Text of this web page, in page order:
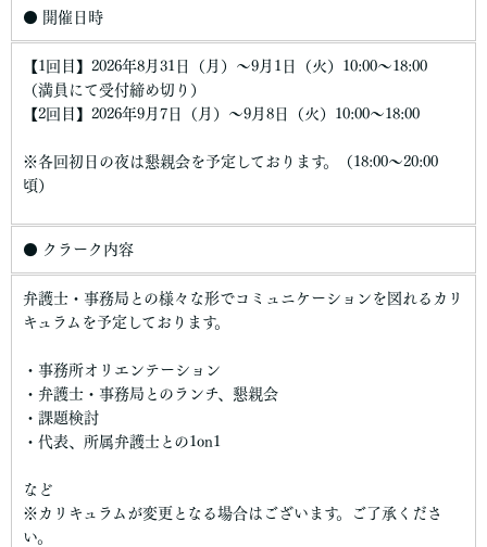
● 開催日時
【1回目】2026年8月31日（月）～9月1日（火）10:00～18:00
（満員にて受付締め切り）
【2回目】2026年9月7日（月）～9月8日（火）10:00～18:00
※各回初日の夜は懇親会を予定しております。（18:00～20:00
頃）
● クラーク内容
弁護士・事務局との様々な形でコミュニケーションを図れるカリ
キュラムを予定しております。
・事務所オリエンテーション
・弁護士・事務局とのランチ、懇親会
・課題検討
・代表、所属弁護士との1on1
など
※カリキュラムが変更となる場合はございます。ご了承くださ
い。